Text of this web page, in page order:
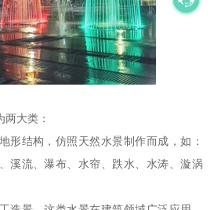
大类：
形结构，仿照天然水景制作而成，如：
溪流、瀑布、水帘、跌水、水涛、漩涡